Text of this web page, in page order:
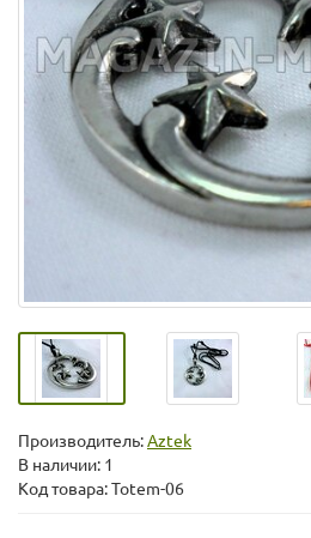
Производитель:Aztek
В наличии: 1
Код товара: Totem-06